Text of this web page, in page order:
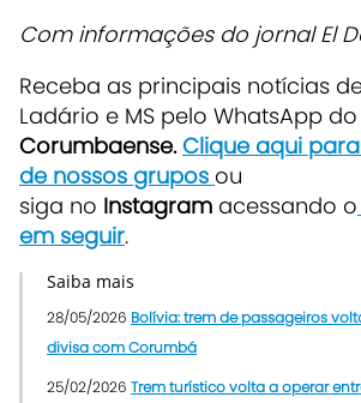
Com informações do jornal El
Receba as principais notícias
Ladário e MS pelo WhatsApp do
Corumbaense.Clique aqui
de nossos grupos ou
siga no Instagram acessando o
em seguir.
Saiba mais
28/05/2026 Bolívia: trem de passageiros
divisa com Corumbá
25/02/2026 Trem turístico volta a operar